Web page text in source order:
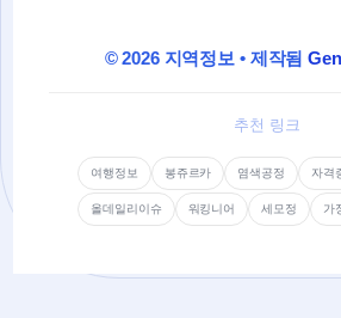
© 2026 지역정보 • 제작됨
추천 링크
여행정보 봉쥬르카 염색공정 자격
올데일리이슈 워킹니어 세모정 가